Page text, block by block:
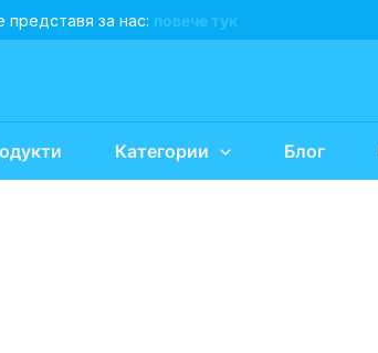
за нас: повече тук
Категории Блог